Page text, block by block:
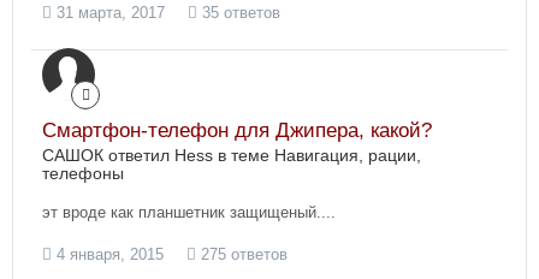
31 марта, 2017 35 ответов
Смартфон-телефон для Джипера, какой?
САШОК ответил Hess в теме Навигация, рации,
телефоны
эт вроде как планшетник защищеный....
4 января, 2015 275 ответов